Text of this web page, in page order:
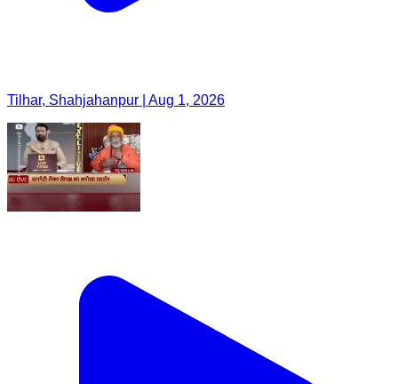
Tilhar, Shahjahanpur | Aug 1, 2026